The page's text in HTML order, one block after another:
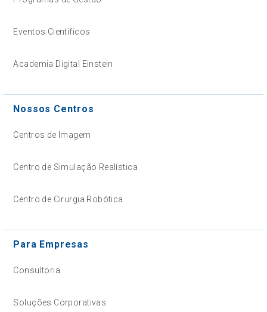
Eventos Científicos
Academia Digital Einstein
Nossos Centros
Centros de Imagem
Centro de Simulação Realística
Centro de Cirurgia Robótica
Para Empresas
Consultoria
Soluções Corporativas